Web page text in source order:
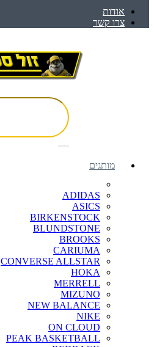
אודות
צרו קשר
מותגים
ADIDAS
ASICS
BIRKENSTOCK
BLUNDSTONE
BROOKS
CARIUMA
CONVERSE ALLSTAR
HOKA
MERRELL
MIZUNO
NEW BALANCE
NIKE
ON CLOUD
PEAK BASKETBALL